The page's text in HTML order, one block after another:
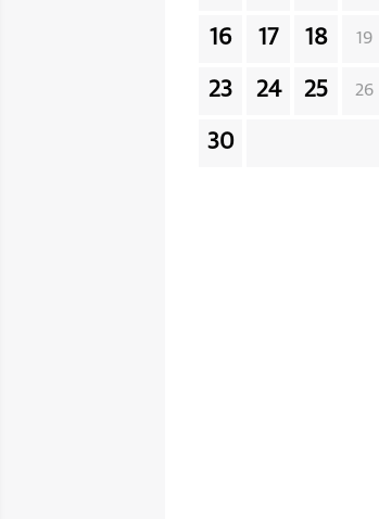
16 17 18 19
23 24 25 26
30